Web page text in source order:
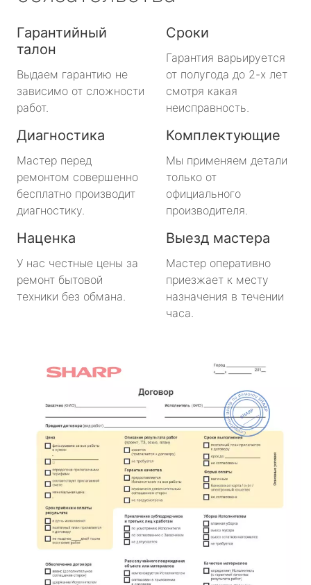
Гарантийный
талон
Выдаем гарантию не
зависимо от сложности
работ.
Сроки
Гарантия варьируется
от полугода до 2-х лет
смотря какая
неисправность.
Диагностика
Мастер перед
ремонтом совершенно
бесплатно производит
диагностику.
Комплектующие
Мы применяем детали
только от
официального
производителя.
Наценка
У нас честные цены за
ремонт бытовой
техники без обмана.
Выезд мастера
Мастер оперативно
приезжает к месту
назначения в течении
часа.